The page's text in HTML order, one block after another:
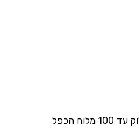
הכפל